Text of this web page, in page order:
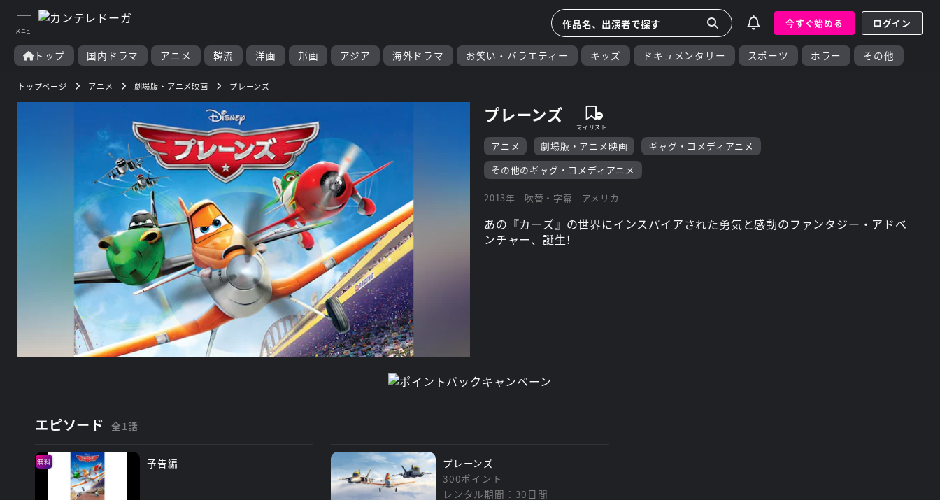
今すぐ始める ログイン
トップ 国内ドラマ アニメ 韓流 洋画 邦画 アジア 海外ドラマ お笑い・バラエティー キッズ ドキュメンタリー スポーツ ホラー その他
トップページ アニメ 劇場版・アニメ映画 プレーンズ
プレーンズ
アニメ 劇場版・アニメ映画
ギャグ・コメディアニメ
その他のギャグ・コメディアニメ
2013年 吹替・字幕 アメリカ
あの『カーズ』の世界にインスパイアされた勇気と感動のファンタジー・アドベ
ンチャー、誕生!
エピソード 全1話
無料 予告編
プレーンズ
300ポイント
レンタル期間：30日間